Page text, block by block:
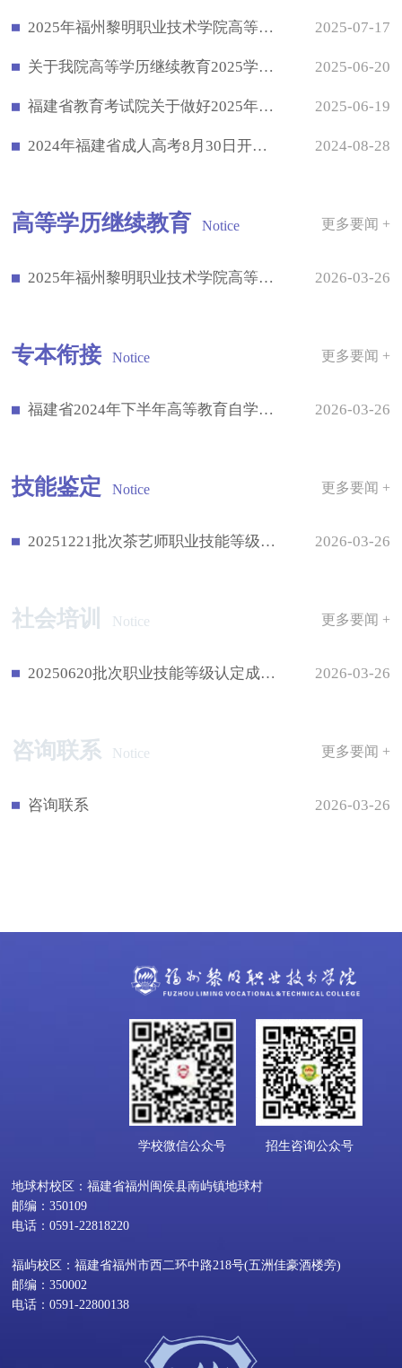
2025年福州黎明职业技术学院高等学历继续教育招生简章 2025-07-17
关于我院高等学历继续教育2025学年第一学期期末考试安排的通知 2025-06-20
福建省教育考试院关于做好2025年普通高校专升本考试获奖考生资格申报工作的通知 2025-06-19
2024年福建省成人高考8月30日开始报名了！ 2024-08-28
高等学历继续教育 Notice 更多要闻 +
2025年福州黎明职业技术学院高等学历继续教育招生简章 2026-03-26
专本衔接 Notice 更多要闻 +
福建省2024年下半年高等教育自学考试成绩公布有关事宜的通告 2026-03-26
技能鉴定 Notice 更多要闻 +
20251221批次茶艺师职业技能等级认定成绩公示 2026-03-26
社会培训 Notice 更多要闻 +
20250620批次职业技能等级认定成绩公示 2026-03-26
咨询联系 Notice 更多要闻 +
咨询联系 2026-03-26
学校微信公众号 招生咨询公众号
地球村校区：福建省福州闽侯县南屿镇地球村
邮编：350109
电话：0591-22818220
福屿校区：福建省福州市西二环中路218号(五洲佳豪酒楼旁)
邮编：350002
电话：0591-22800138